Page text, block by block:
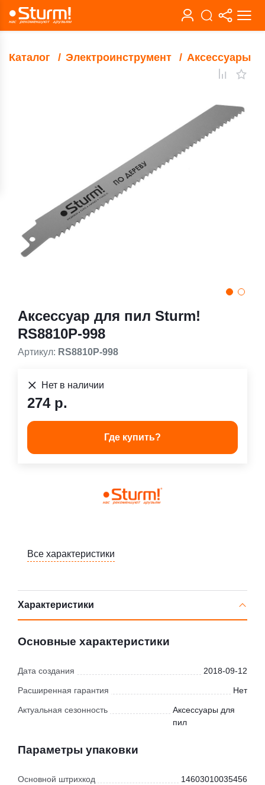
Каталог Электроинструмент Аксессуары
Аксессуар для пил Sturm!
RS8810P-998
Артикул: RS8810P-998
Нет в наличии
274 р.
Где купить?
Все характеристики
Характеристики
Основные характеристики
Дата создания 2018-09-12
Расширенная гарантия Нет
Актуальная сезонность
Аксессуары для
пил
Параметры упаковки
Основной штрихкод 14603010035456